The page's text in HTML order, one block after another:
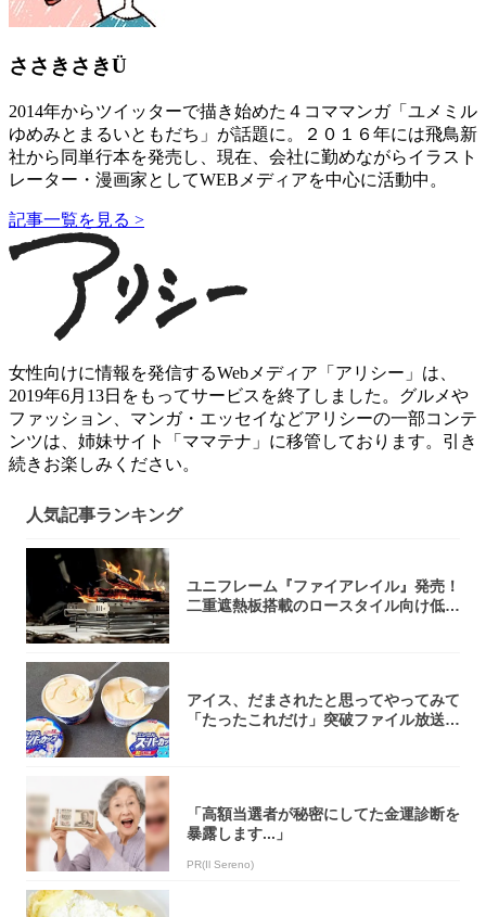
ささきさきÜ
2014年からツイッターで描き始めた４コママンガ「ユメミル
ゆめみとまるいともだち」が話題に。２０１６年には飛鳥新
社から同単行本を発売し、現在、会社に勤めながらイラスト
レーター・漫画家としてWEBメディアを中心に活動中。
記事一覧を見る >
女性向けに情報を発信するWebメディア「アリシー」は、
2019年6月13日をもってサービスを終了しました。グルメや
ファッション、マンガ・エッセイなどアリシーの一部コンテ
ンツは、姉妹サイト「ママテナ」に移管しております。引き
続きお楽しみください。
人気記事ランキング
ユニフレーム『ファイアレイル』発売！
二重遮熱板搭載のロースタイル向け低型
アイス、だまされたと思ってやってみて
「たったこれだけ」突破ファイル放送で
「高額当選者が秘密にしてた金運診断を
暴露します...」
PR(Il Sereno)